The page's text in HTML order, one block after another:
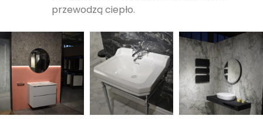
przewodzą ciepło.